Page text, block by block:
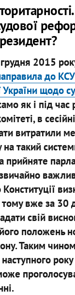
2015
до
України щодо
як і під час
в
витратили
на такий
прийняте
вже за 30
свій
його положень
Таким